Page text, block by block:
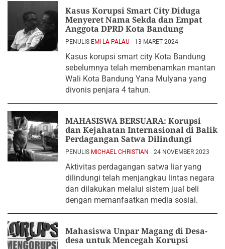
Kasus Korupsi Smart City Diduga
Menyeret Nama Sekda dan Empat
Anggota DPRD Kota Bandung
PENULIS EMI LA PALAU 13 MARET 2024
Kasus korupsi smart city Kota Bandung
sebelumnya telah membenamkan mantan
Wali Kota Bandung Yana Mulyana yang
divonis penjara 4 tahun.
MAHASISWA BERSUARA: Korupsi
dan Kejahatan Internasional di Balik
Perdagangan Satwa Dilindungi
PENULIS MICHAEL CHRISTIAN 24 NOVEMBER 2023
Aktivitas perdagangan satwa liar yang
dilindungi telah menjangkau lintas negara
dan dilakukan melalui sistem jual beli
dengan memanfaatkan media sosial.
Mahasiswa Unpar Magang di Desa-
desa untuk Mencegah Korupsi